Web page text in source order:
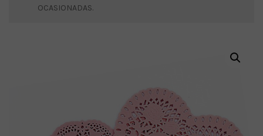
OCASIONADAS.